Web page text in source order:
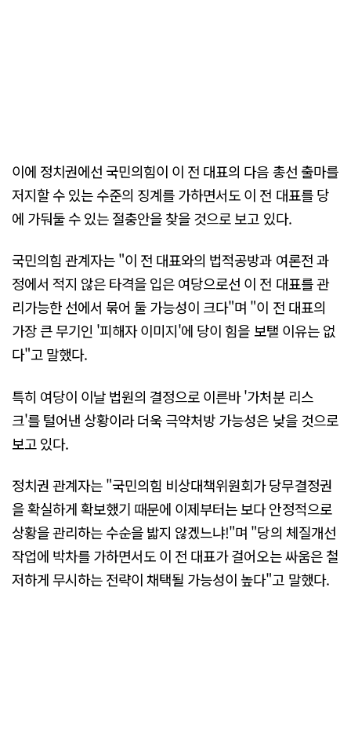
이에 정치권에선 국민의힘이 이 전 대표의 다음 총선 출마를
저지할 수 있는 수준의 징계를 가하면서도 이 전 대표를 당
에 가둬둘 수 있는 절충안을 찾을 것으로 보고 있다.
국민의힘 관계자는 "이 전 대표와의 법적공방과 여론전 과
정에서 적지 않은 타격을 입은 여당으로선 이 전 대표를 관
리가능한 선에서 묶어 둘 가능성이 크다"며 "이 전 대표의
가장 큰 무기인 '피해자 이미지'에 당이 힘을 보탤 이유는 없
다"고 말했다.
특히 여당이 이날 법원의 결정으로 이른바 '가처분 리스
크'를 털어낸 상황이라 더욱 극약처방 가능성은 낮을 것으로
보고 있다.
정치권 관계자는 "국민의힘 비상대책위원회가 당무결정권
을 확실하게 확보했기 때문에 이제부터는 보다 안정적으로
상황을 관리하는 수순을 밟지 않겠느냐!"며 "당의 체질개선
작업에 박차를 가하면서도 이 전 대표가 걸어오는 싸움은 철
저하게 무시하는 전략이 채택될 가능성이 높다"고 말했다.